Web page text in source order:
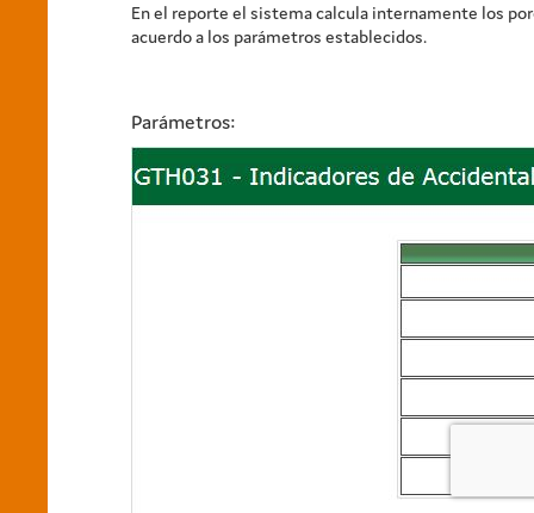
En el reporte el sistema calcula internamente los
acuerdo a los parámetros establecidos.
Parámetros: